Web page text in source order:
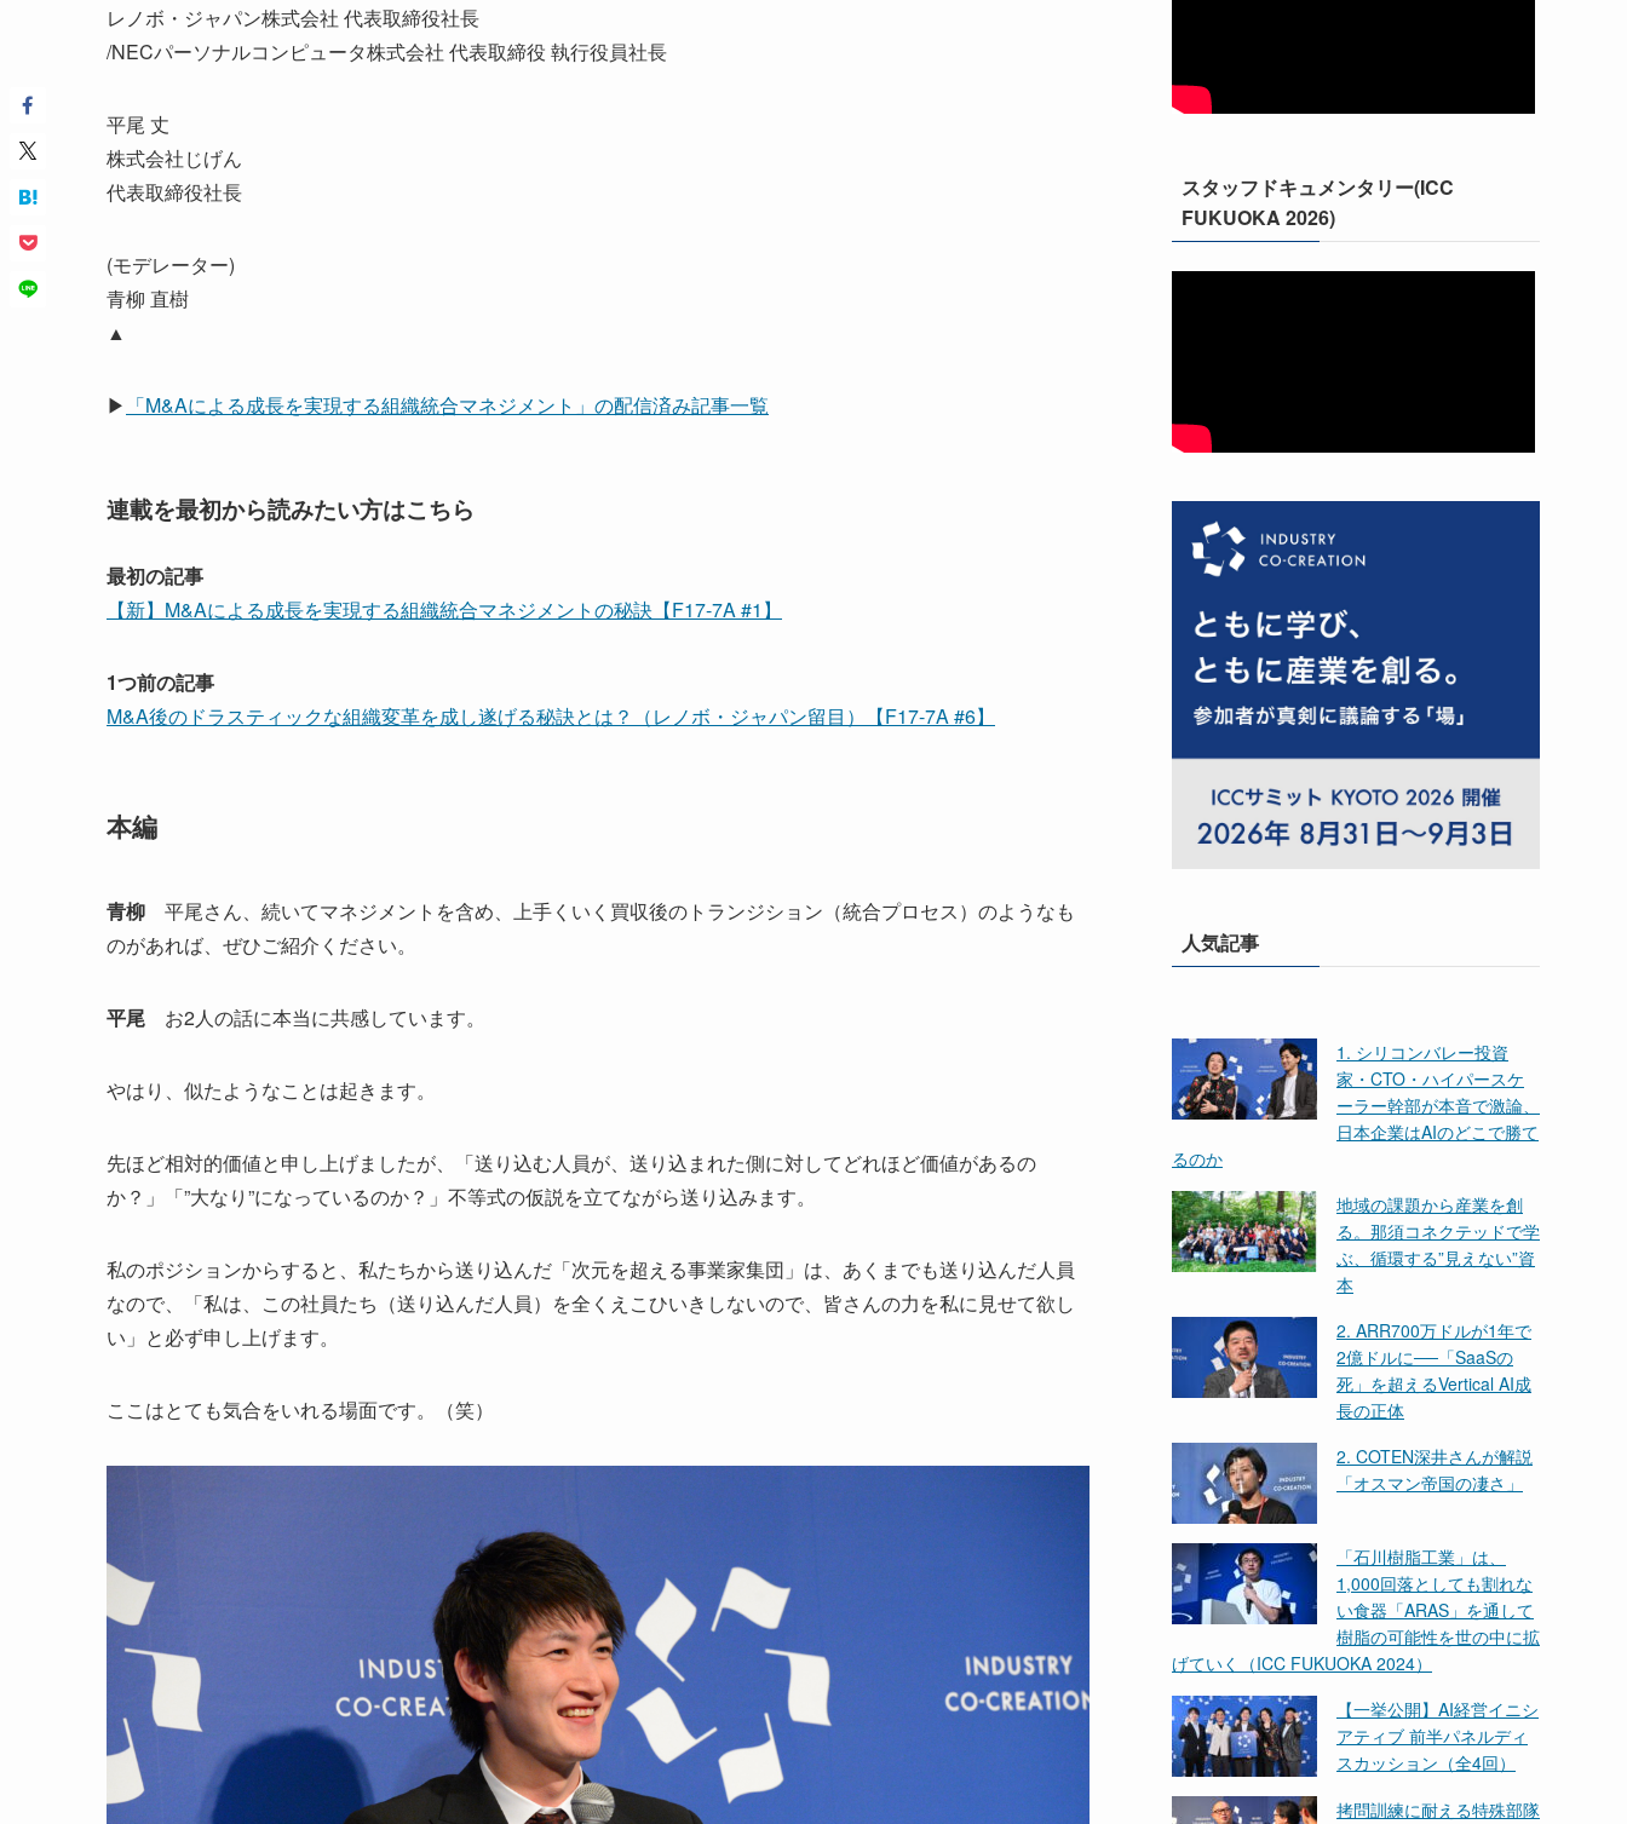
レノボ・ジャパン株式会社 代表取締役社長
/NECパーソナルコンピュータ株式会社 代表取締役 執行役員社長
平尾 丈
株式会社じげん
代表取締役社長
(モデレーター)
青柳 直樹
▲
▶ 「M&Aによる成長を実現する組織統合マネジメント」の配信済み記事一覧
連載を最初から読みたい方はこちら
最初の記事
【新】M&Aによる成長を実現する組織統合マネジメントの秘訣【F17-7A #1】
1つ前の記事
M&A後のドラスティックな組織変革を成し遂げる秘訣とは？（レノボ・ジャパン留目）【F17-7A #6】
本編
青柳 平尾さん、続いてマネジメントを含め、上手くいく買収後のトランジション（統合プロセス）のようなも
のがあれば、ぜひご紹介ください。
平尾 お2人の話に本当に共感しています。
やはり、似たようなことは起きます。
先ほど相対的価値と申し上げましたが、「送り込む人員が、送り込まれた側に対してどれほど価値があるの
か？」「”大なり”になっているのか？」不等式の仮説を立てながら送り込みます。
私のポジションからすると、私たちから送り込んだ「次元を超える事業家集団」は、あくまでも送り込んだ人員
なので、「私は、この社員たち（送り込んだ人員）を全くえこひいきしないので、皆さんの力を私に見せて欲し
い」と必ず申し上げます。
ここはとても気合をいれる場面です。（笑）
スタッフドキュメンタリー(ICC
FUKUOKA 2026)
人気記事
1. シリコンバレー投資
家・CTO・ハイパースケ
ーラー幹部が本音で激論、
日本企業はAIのどこで勝て
るのか
地域の課題から産業を創
る。那須コネクテッドで学
ぶ、循環する”見えない”資
本
2. ARR700万ドルが1年で
2億ドルに──「SaaSの
死」を超えるVertical AI成
長の正体
2. COTEN深井さんが解説
「オスマン帝国の凄さ」
「石川樹脂工業」は、
1,000回落としても割れな
い食器「ARAS」を通して
樹脂の可能性を世の中に拡
げていく（ICC FUKUOKA 2024）
【一挙公開】AI経営イニシ
アティブ 前半パネルディ
スカッション（全4回）
拷問訓練に耐える特殊部隊